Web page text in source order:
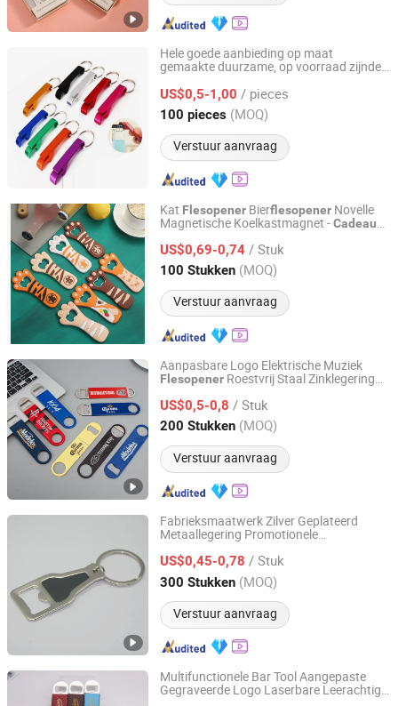
Hele goede aanbieding op maat
gemaakte duurzame, op voorraad zijnde
US$0,5-1,00 / pieces
100 pieces (MOQ)
Verstuur aanvraag
Wenzhou Hongsheng Crafts Co., Ltd.
Zhejiang, China Sinds 2023
Kat Flesopener Bierflesopener Novelle
Magnetische Koelkastmagnet -Cadeau
Vriendin
US$0,69-0,74 / Stuk
100 Stukken (MOQ)
Verstuur aanvraag
Jinjiang Deek Plastic Products Co., Limited
Fujian, China Sinds 2025
Aanpasbare Logo Elektrische Muziek
Flesopener Roestvrij Staal Zinklegering
Cadeau
US$0,5-0,8 / Stuk
200 Stukken (MOQ)
Verstuur aanvraag
Changzhou Runto Imp. and Exp.Co.,Ltd
Jiangsu, China Sinds 2025
Fabrieksmaatwerk Zilver Geplateerd
Metaallegering Promotionele
Cultuur Souvenir Cadeau
US$0,45-0,78 / Stuk
300 Stukken (MOQ)
Verstuur aanvraag
Zhongshan Niya Metal Manufacture Co., Ltd.
Guangdong, China Sinds 2024
Multifunctionele Bar Tool Aangepaste
Gegraveerde Logo Laserbare Leerachtige
Shenzhen Casta Leather Co., Ltd.